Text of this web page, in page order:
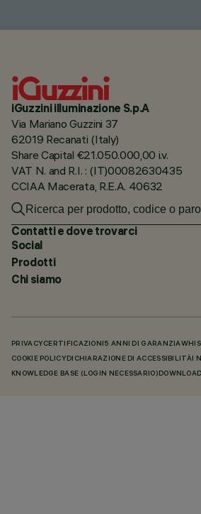
iGuzzini illuminazione S.p.A
Via Mariano Guzzini 37
62019 Recanati (Italy)
Share Capital €21.050.000,00 i.v.
VAT N. and R.I. : (IT)00082630435
CCIAA Macerata, R.E.A. 40632
Contatti e dove trovarci
Social
Prodotti
Chi siamo
PRIVACY CERTIFICAZIONI 5 ANNI DI GARANZIA
COOKIE POLICY DICHIARAZIONE DI ACCESSIBILITÀI
KNOWLEDGE BASE (LOGIN NECESSARIO)